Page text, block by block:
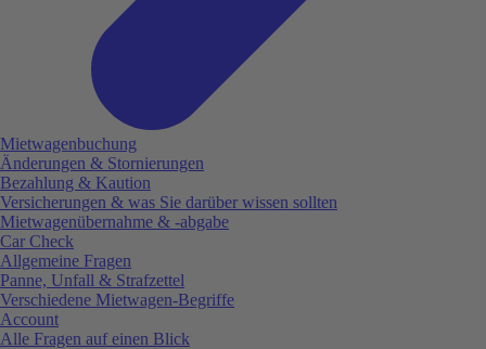
Mietwagenbuchung
Änderungen & Stornierungen
Bezahlung & Kaution
Versicherungen & was Sie darüber wissen sollten
Mietwagenübernahme & -abgabe
Car Check
Allgemeine Fragen
Panne, Unfall & Strafzettel
Verschiedene Mietwagen-Begriffe
Account
Alle Fragen auf einen Blick